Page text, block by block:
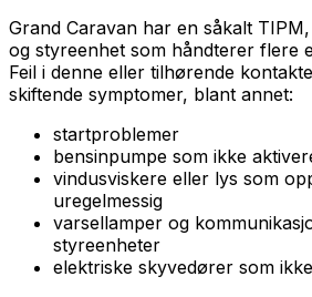
Grand Caravan har en såkalt
og styreenhet som håndterer flere
Feil i denne eller tilhørende
skiftende symptomer, blant annet:
startproblemer
bensinpumpe som ikke
vindusviskere eller lys som
uregelmessig
varsellamper og
styreenheter
elektriske skyvedører som